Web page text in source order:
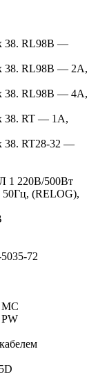
38. RL98B —
38. RL98B — 2A,
38. RL98B — 4A,
38. RT — 1A,
38. RT28-32 —
1 220В/500Вт
50Гц, (RELOG),
72
MC